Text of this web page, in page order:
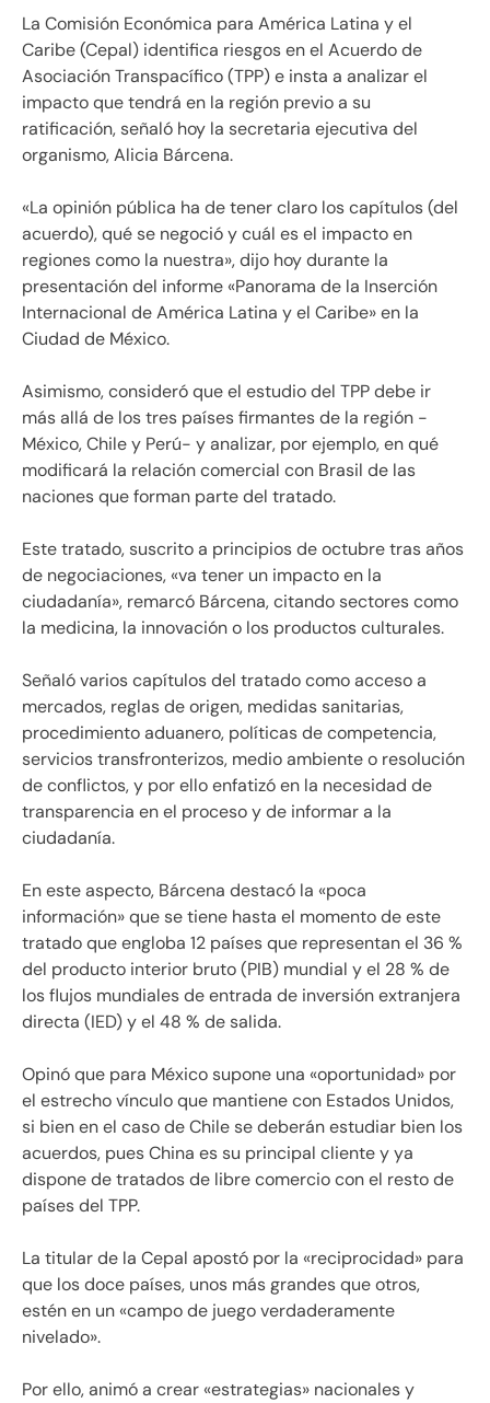
La Comisión Económica para América Latina y el
Caribe (Cepal) identifica riesgos en el Acuerdo de
Asociación Transpacífico (TPP) e insta a analizar el
impacto que tendrá en la región previo a su
ratificación, señaló hoy la secretaria ejecutiva del
organismo, Alicia Bárcena.
«La opinión pública ha de tener claro los capítulos (del
acuerdo), qué se negoció y cuál es el impacto en
regiones como la nuestra», dijo hoy durante la
presentación del informe «Panorama de la Inserción
Internacional de América Latina y el Caribe» en la
Ciudad de México.
Asimismo, consideró que el estudio del TPP debe ir
más allá de los tres países firmantes de la región -
México, Chile y Perú- y analizar, por ejemplo, en qué
modificará la relación comercial con Brasil de las
naciones que forman parte del tratado.
Este tratado, suscrito a principios de octubre tras años
de negociaciones, «va tener un impacto en la
ciudadanía», remarcó Bárcena, citando sectores como
la medicina, la innovación o los productos culturales.
Señaló varios capítulos del tratado como acceso a
mercados, reglas de origen, medidas sanitarias,
procedimiento aduanero, políticas de competencia,
servicios transfronterizos, medio ambiente o resolución
de conflictos, y por ello enfatizó en la necesidad de
transparencia en el proceso y de informar a la
ciudadanía.
En este aspecto, Bárcena destacó la «poca
información» que se tiene hasta el momento de este
tratado que engloba 12 países que representan el 36 %
del producto interior bruto (PIB) mundial y el 28 % de
los flujos mundiales de entrada de inversión extranjera
directa (IED) y el 48 % de salida.
Opinó que para México supone una «oportunidad» por
el estrecho vínculo que mantiene con Estados Unidos,
si bien en el caso de Chile se deberán estudiar bien los
acuerdos, pues China es su principal cliente y ya
dispone de tratados de libre comercio con el resto de
países del TPP.
La titular de la Cepal apostó por la «reciprocidad» para
que los doce países, unos más grandes que otros,
estén en un «campo de juego verdaderamente
nivelado».
Por ello, animó a crear «estrategias» nacionales y